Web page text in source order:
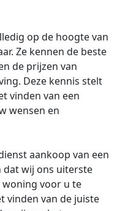
op de hoogte van
Ze kennen de beste
de prijzen van
Deze kennis stelt
vinden van een
wensen en
aankoop van een
wij ons uiterste
voor u te
vinden van de juiste